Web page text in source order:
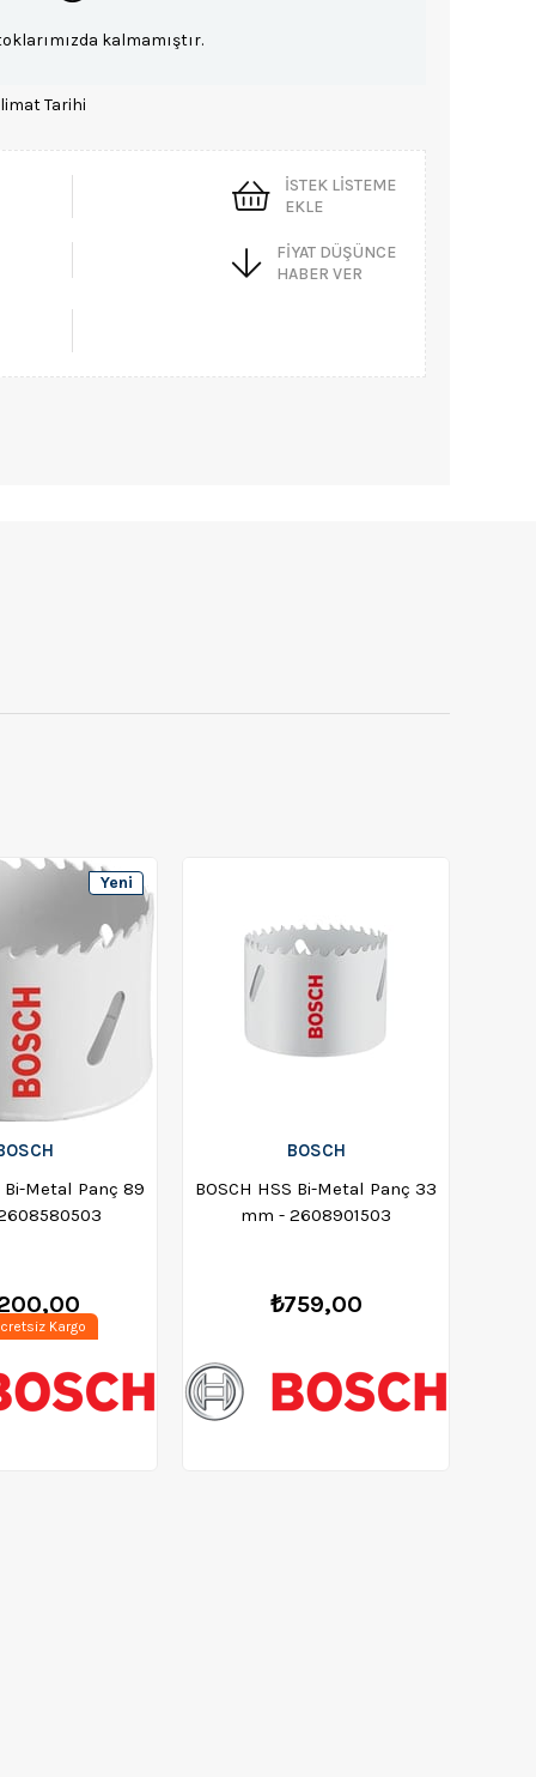
kalmamıştır.
Tarihi
İSTEK LISTEME
EKLE
FIYAT DÜŞÜNCE
HABER VER
Bi-Metal Panç 89
Kargo
Yeni
BOSCH
BOSCH HSS Bi-Metal Panç 33
mm - 2608901503
₺759,00